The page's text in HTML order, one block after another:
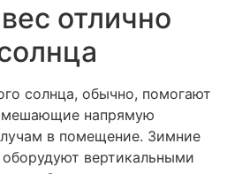
отлично
солнца, обычно, помогают
мешающие напрямую
в помещение. Зимние
вертикальными